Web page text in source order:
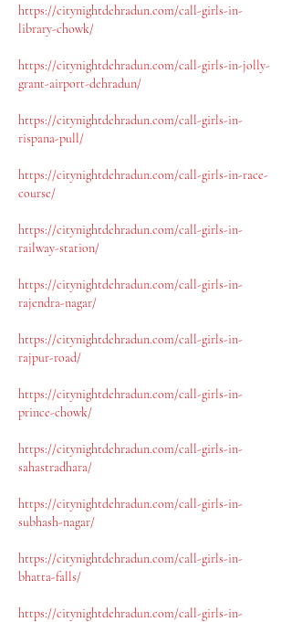
https://citynightdehradun.com/call-girls-in-
library-chowk/
https://citynightdehradun.com/call-girls-in-jolly-
grant-airport-dehradun/
https://citynightdehradun.com/call-girls-in-
rispana-pull/
https://citynightdehradun.com/call-girls-in-race-
course/
https://citynightdehradun.com/call-girls-in-
railway-station/
https://citynightdehradun.com/call-girls-in-
rajendra-nagar/
https://citynightdehradun.com/call-girls-in-
rajpur-road/
https://citynightdehradun.com/call-girls-in-
prince-chowk/
https://citynightdehradun.com/call-girls-in-
sahastradhara/
https://citynightdehradun.com/call-girls-in-
subhash-nagar/
https://citynightdehradun.com/call-girls-in-
bhatta-falls/
https://citynightdehradun.com/call-girls-in-